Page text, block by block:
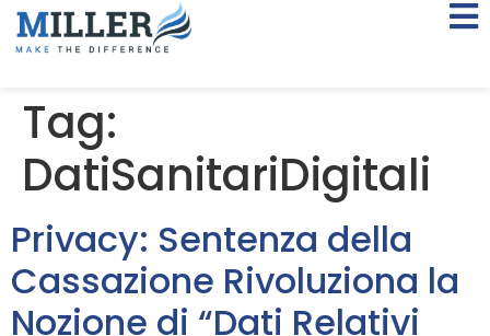
Tag:
DatiSanitariDigitali
Privacy: Sentenza della
Cassazione Rivoluziona la
Nozione di “Dati Relativi